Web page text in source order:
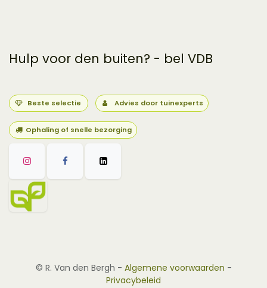
Hulp voor den buiten? - bel VDB
Beste selectie Advies door tuinexperts
Ophaling of snelle bezorging
© R. Van den Bergh - Algemene voorwaarden -
Privacybeleid